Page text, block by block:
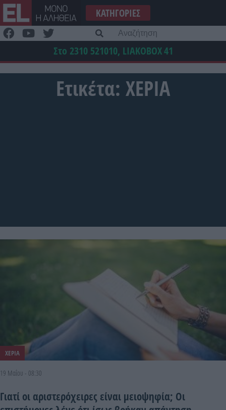
Μετάβαση
στο
περιεχόμενο
ΚΑΤΗΓΟΡΊΕΣ
Στο 2310 521010, LIAKOBOX41
Ετικέτα: ΧΕΡΙΑ
ΧΕΡΙΑ
19 Μαΐου - 08:30
Γιατί οι αριστερόχειρες είναι μειοψηφία; Οι